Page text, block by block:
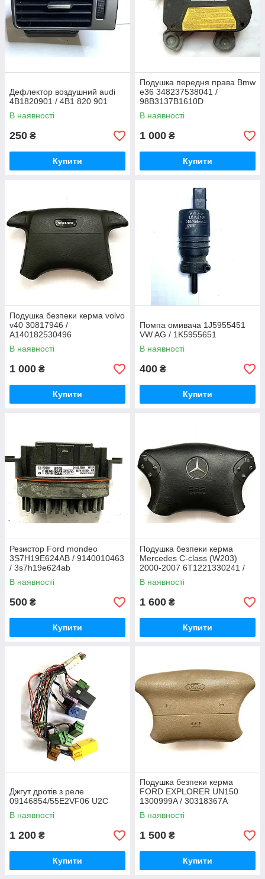
Дефлектор воздушний audi
4B1820901 / 4B1 820 901
В наявності
250 ₴
Купити
Подушка передня права Bmw
e36 348237538041 /
98B3137B1610D
В наявності
1 000 ₴
Купити
Подушка безпеки керма volvo
v40 30817946 /
A140182530496
В наявності
1 000 ₴
Купити
Помпа омивача 1J5955451
VW AG / 1K5955651
В наявності
400 ₴
Купити
Резистор Ford mondeo
3S7H19E624AB / 9140010463
/ 3s7h19e624ab
В наявності
500 ₴
Купити
Подушка безпеки керма
Mercedes C-class (W203)
2000-2007 6T1221330241 /
1639.99.12
В наявності
1 600 ₴
Купити
Джгут дротів з реле
09146854/55E2VF06 U2C
В наявності
1 200 ₴
Купити
Подушка безпеки керма
FORD EXPLORER UN150
1300999A / 30318367A
В наявності
1 500 ₴
Купити